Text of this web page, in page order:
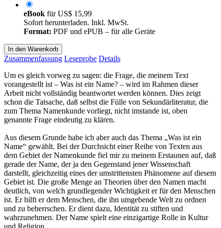
eBook fürUS$ 15,99
Sofort herunterladen. Inkl. MwSt.
Format: PDF und ePUB – für alle Geräte
In den Warenkorb
Zusammenfassung Leseprobe Details
Um es gleich vorweg zu sagen: die Frage, die meinem Text
vorangestellt ist – Was ist ein Name? – wird im Rahmen dieser
Arbeit nicht vollständig beantwortet werden können. Dies zeigt
schon die Tatsache, daß selbst die Fülle von Sekundärliteratur, die
zum Thema Namenkunde vorliegt, nicht imstande ist, oben
genannte Frage eindeutig zu klären.
Aus diesem Grunde habe ich aber auch das Thema „Was ist ein
Name“ gewählt. Bei der Durchsicht einer Reihe von Texten aus
dem Gebiet der Namenkunde fiel mir zu meinem Erstaunen auf, daß
gerade der Name, der ja den Gegenstand jener Wissenschaft
darstellt, gleichzeitig eines der umstrittensten Phänomene auf diesem
Gebiet ist. Die große Menge an Theorien über den Namen macht
deutlich, von welch grundlegender Wichtigkeit er für den Menschen
ist. Er hilft er dem Menschen, die ihn umgebende Welt zu ordnen
und zu beherrschen. Er dient dazu, Identität zu stiften und
wahrzunehmen. Der Name spielt eine einzigartige Rolle in Kultur
und Religion.